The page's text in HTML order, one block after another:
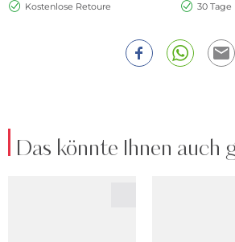
Kostenlose Retoure
30
Das könnte Ihnen auch